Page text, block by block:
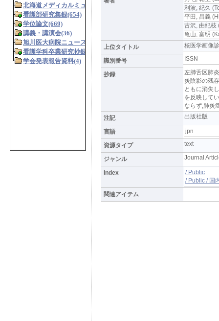
利波, 紀久
平田, 昌義
古沢, 由紀枝
亀山, 富明
上位タイトル
核医学画像
識別番号 ISSN
抄録
左肺舌区肺
炎陰影の残
ともに消失
を反映して
ならず,肺炎
注記
出版社版
言語 jpn
資源タイプ text
ジャンル Journal
Index
/ Public
/ Public / 国
関連アイテム